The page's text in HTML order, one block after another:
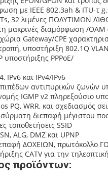
με IEEE 802.3ah & ITU-τ
32 λιμένες ΠΟΛΥΤΙΜΩΝ
μακρινές διαμόρφωση /OAM
Gateway/CPE
υποστήριξη 802.1Q
υποστήριξης PPPoE/
IPv6 και IPv4/IPv6
αντιπυρικών ζωνών
IGMP v2 πληρεξούσιο
PQ, WRR, και σχεδιασμός
διεπαφή μέγιστου
τοποθετήσεις SSID
ALG, DMZ και UPNP
ΔΟΧΕΙΩΝ, πρωτόκολλο
CATV για την
προϊόντων: